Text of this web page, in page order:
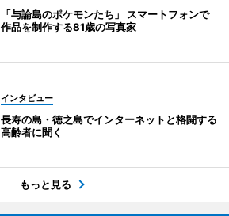
「与論島のポケモンたち」 スマートフォンで
作品を制作する81歳の写真家
インタビュー
長寿の島・徳之島でインターネットと格闘する
高齢者に聞く
もっと見る